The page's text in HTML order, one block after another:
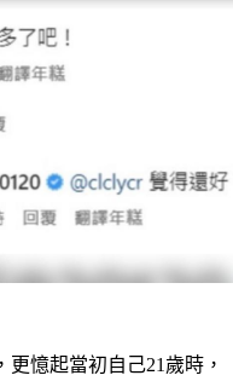
憶起當初自己21歲時，